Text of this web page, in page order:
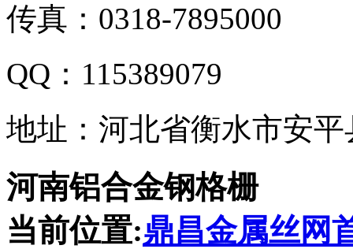
传真：0318-7895000
QQ：115389079
地址：河北省衡水市安
河南铝合金钢格栅
当前位置:鼎昌金属丝网